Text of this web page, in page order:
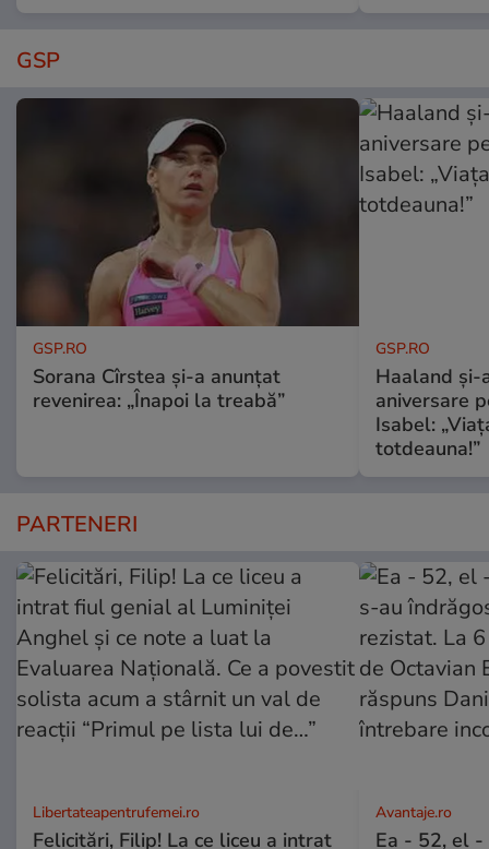
GSP
GSP.RO
Sorana Cîrstea și-a anunțat
revenirea: „Înapoi la treabă”
GSP.RO
Haaland
aniversare
Isabel:
totdeauna!”
PARTENERI
Libertateapentrufemei.ro
Felicitări, Filip! La ce liceu a intrat
Avantaje.ro
Ea - 52, el -